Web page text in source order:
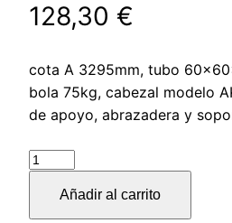
128,30 €
cota A 3295mm, tubo
bola 75kg, cabezal modelo
de apoyo, abrazadera y
Lanza
Añadir al carrito